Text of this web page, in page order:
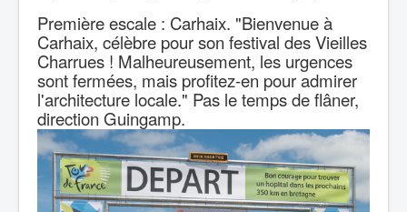
Première escale : Carhaix. "Bienvenue à
Carhaix, célèbre pour son festival des Vieilles
Charrues ! Malheureusement, les urgences
sont fermées, mais profitez-en pour admirer
l'architecture locale." Pas le temps de flâner,
direction Guingamp.